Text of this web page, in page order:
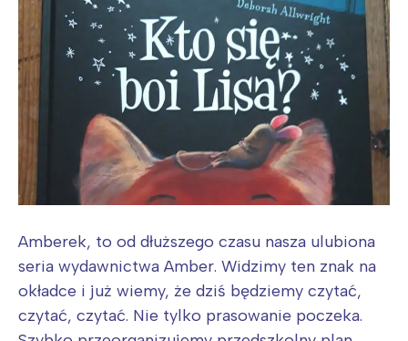
Amberek, to od dłuższego czasu nasza ulubiona
seria wydawnictwa Amber. Widzimy ten znak na
okładce i już wiemy, że dziś będziemy czytać,
czytać, czytać. Nie tylko prasowanie poczeka.